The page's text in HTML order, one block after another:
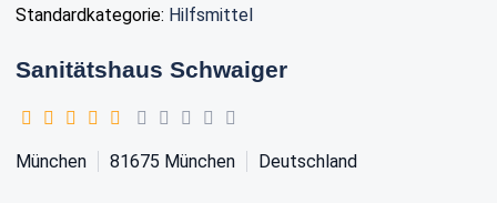
Standardkategorie: Hilfsmittel
Sanitätshaus Schwaiger
München 81675 München Deutschland